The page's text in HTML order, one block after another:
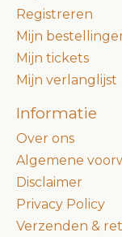
Registreren
Mijn
Mijn tickets
Mijn verlanglijst
Informatie
Over ons
Algemene
Disclaimer
Privacy Policy
Verzenden &